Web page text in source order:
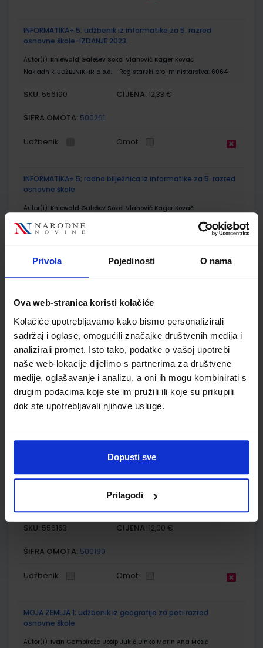
Privola Pojedinosti O nama
Ova web-stranica koristi kolačiće
Kolačiće upotrebljavamo kako bismo personalizirali
sadržaj i oglase, omogućili značajke društvenih medija i
analizirali promet. Isto tako, podatke o vašoj upotrebi
naše web-lokacije dijelimo s partnerima za društvene
medije, oglašavanje i analizu, a oni ih mogu kombinirati s
drugim podacima koje ste im pružili ili koje su prikupili
dok ste upotrebljavali njihove usluge.
Dopusti sve
Prilagodi
INFORMATIKA+ 5; udžbenik iz informatike za 5. razred
osnovne škole-IZDANJE 2023.
Autor(i): Kniewald Galešev Sokol Vlahović Kager Kovač
Nakladnik: UDŽBENIK.HR d.o.o. Registarski broj ministarstva: 6064
SKU: 556190 CIJENA: 12,33 €
ŠIFRA OMOTA: 500261
Udžbenik Omot
INFORMATIKA+ 5; radna bilježnica iz informatike za 5. razred
osnovne škole
Autor(i): Kniewald Galešev Sokol Vlahović Kager Kovač
Registarski broj ministarstva:
6064-
DOM
ŠIFRA OMOTA:500159
Udžbenik Omot
PRIRODA 5; udžbenik iz prirode za peti razred osnovne škole
Autor(i):Bastić Begić Bakarić Kralj Golub
Nakladnik: ALFA d.d. Registarski broj ministarstva:6138
SKU:556157 CIJENA:9,25 €
ŠIFRA OMOTA: 500160
Udžbenik Omot
PRIRODA 5; radna bilježnica za peti razred osnovne škole
Bastić Begić Bakarić Kralj Golub
SKU: 556163 CIJENA: 12,00 €
ŠIFRA OMOTA: 500160
Udžbenik Omot
MOJA ZEMLJA 1; udžbenik iz geografije za peti razred
osnovne škole
Autor(i): Ivan Gambiroža Josip Jukić Dinko Marin Ana Mesić